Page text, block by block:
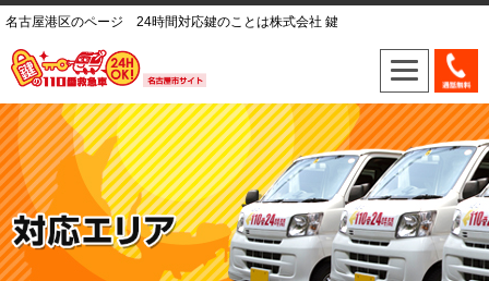
名古屋港区のページ 24時間対応鍵のことは株式会社 鍵